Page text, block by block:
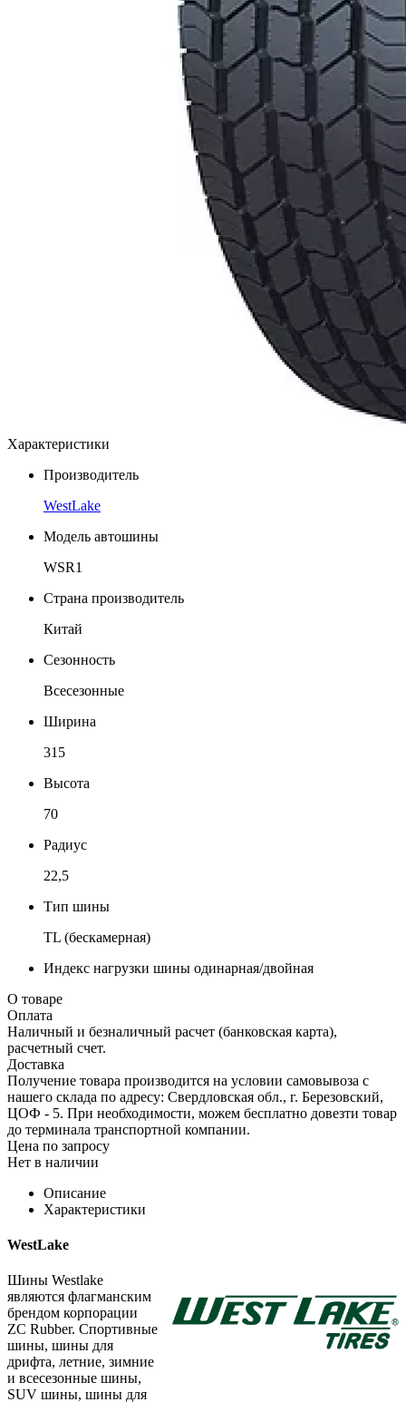
Характеристики
Производитель
WestLake
Модель автошины
WSR1
Страна производитель
Китай
Сезонность
Всесезонные
Ширина
315
Высота
70
Радиус
22,5
Тип шины
TL (бескамерная)
Индекс нагрузки шины одинарная/двойная
О товаре
Оплата
Наличный и безналичный расчет (банковская карта),
расчетный счет.
Доставка
Получение товара производится на условии самовывоза с
нашего склада по адресу: Свердловская обл., г. Березовский,
ЦОФ - 5. При необходимости, можем бесплатно довезти товар
до терминала транспортной компании.
Цена по запросу
Нет в наличии
Описание
Характеристики
WestLake
Шины Westlake
являются флагманским
брендом корпорации
ZC Rubber. Спортивные
шины, шины для
дрифта, летние, зимние
и всесезонные шины,
SUV шины, шины для